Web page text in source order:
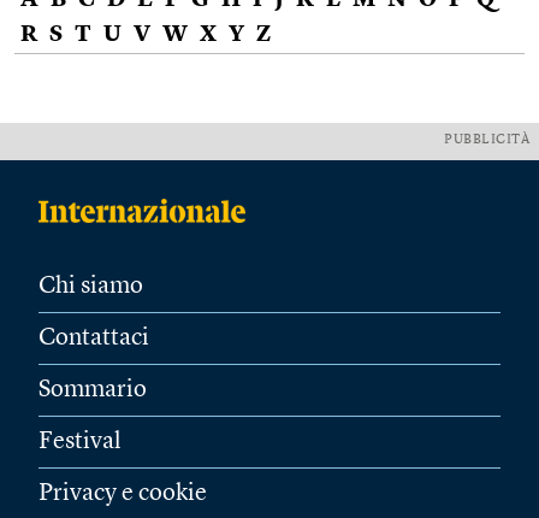
R S T U V W X Y Z
PUBBLICITÀ
Chi siamo
Contattaci
Sommario
Festival
Privacy e cookie